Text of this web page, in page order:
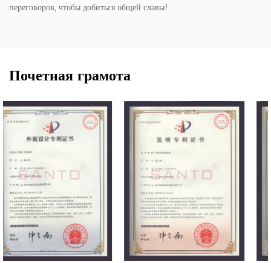
переговоров, чтобы добиться общей славы!
Почетная грамота